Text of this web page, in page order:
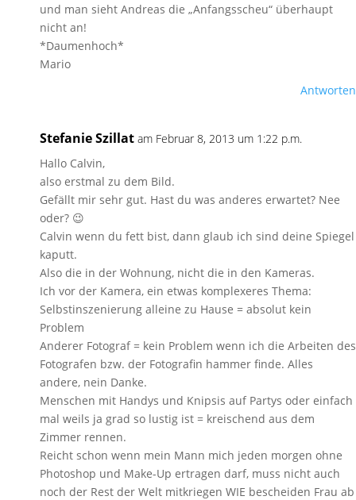
und man sieht Andreas die „Anfangsscheu“ überhaupt
nicht an!
*Daumenhoch*
Mario
Antworten
Stefanie Szillat am Februar 8, 2013 um 1:22 p.m.
Hallo Calvin,
also erstmal zu dem Bild.
Gefällt mir sehr gut. Hast du was anderes erwartet? Nee
oder? 😉
Calvin wenn du fett bist, dann glaub ich sind deine Spiegel
kaputt.
Also die in der Wohnung, nicht die in den Kameras.
Ich vor der Kamera, ein etwas komplexeres Thema:
Selbstinszenierung alleine zu Hause = absolut kein
Problem
Anderer Fotograf = kein Problem wenn ich die Arbeiten des
Fotografen bzw. der Fotografin hammer finde. Alles
andere, nein Danke.
Menschen mit Handys und Knipsis auf Partys oder einfach
mal weils ja grad so lustig ist = kreischend aus dem
Zimmer rennen.
Reicht schon wenn mein Mann mich jeden morgen ohne
Photoshop und Make-Up ertragen darf, muss nicht auch
noch der Rest der Welt mitkriegen WIE bescheiden Frau ab